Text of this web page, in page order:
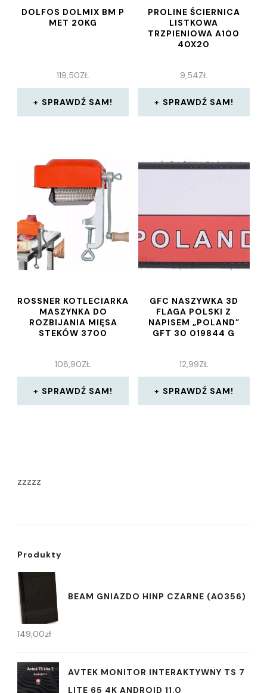
DOLFOS DOLMIX BM P
MET 20KG
119,50ZŁ
SPRAWDŹ SAM!
PROLINE ŚCIERNICA
LISTKOWA
TRZPIENIOWA A100
40X20
9,54ZŁ
SPRAWDŹ SAM!
ROSSNER KOTLECIARKA
MASZYNKA DO
ROZBIJANIA MIĘSA
STEKÓW 3700
108,90ZŁ
SPRAWDŹ SAM!
GFC NASZYWKA 3D
FLAGA POLSKI Z
NAPISEM „POLAND”
GFT 30 019844 G
12,99ZŁ
SPRAWDŹ SAM!
zzzzz
Produkty
BEAM GNIAZDO HINP CZARNE (A0356)
149,00zł
AVTEK MONITOR INTERAKTYWNY TS 7
LITE 65 4K ANDROID 11.0